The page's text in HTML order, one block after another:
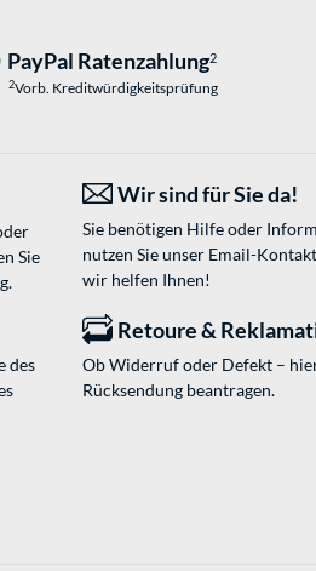
PayPal Ratenzahlung2
2Vorb. Kreditwürdigkeitsprüfung
Sie
Wir sind für Sie da!
Sie benötigen Hilfe oder
nutzen Sie unser Email-
wir helfen Ihnen!
des
Retoure &
Ob Widerruf oder Defekt –
Rücksendung beantragen.